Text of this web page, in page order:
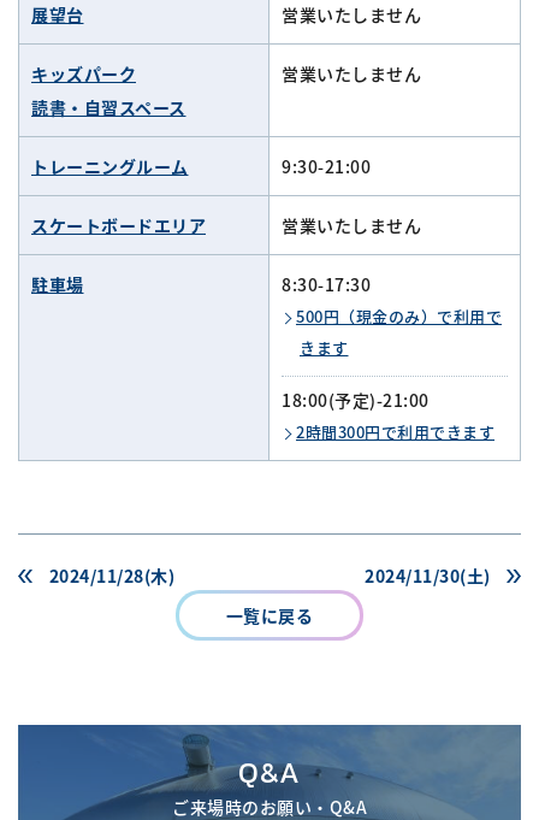
展望台 営業いたしません
キッズパーク
読書・自習スペース
営業いたしません
トレーニングルーム 9:30-21:00
スケートボードエリア 営業いたしません
駐車場 8:30-17:30
500円（現金のみ）で利用で
きます
18:00(予定)-21:00
2時間300円で利用できます
2024/11/28(木)
一覧に戻る
2024/11/30(土)
Q&A
ご来場時のお願い・Q&A